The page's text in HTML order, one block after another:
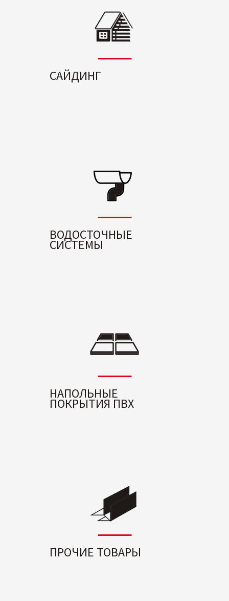
САЙДИНГ
ВОДОСТОЧНЫЕ
СИСТЕМЫ
НАПОЛЬНЫЕ
ПОКРЫТИЯ ПВХ
ПРОЧИЕ ТОВАРЫ